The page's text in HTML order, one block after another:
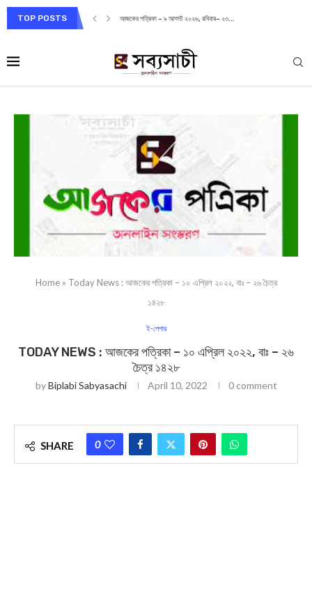
TOP POSTS আজকের পত্রিকা – ৯ আগস্ট ২০২৬, রবিবার– ২৩...
Home» Today News : আজকের পত্রিকা – ১০ এপ্রিল ২০২২, বাঃ – ২৬ চৈত্র
১৪২৮
ই-পেপার
TODAY NEWS : আজকের পত্রিকা – ১০ এপ্রিল ২০২২, বাঃ – ২৬
চৈত্র ১৪২৮
byBiplabi Sabyasachi April 10, 2022 0 comment
SHARE 0